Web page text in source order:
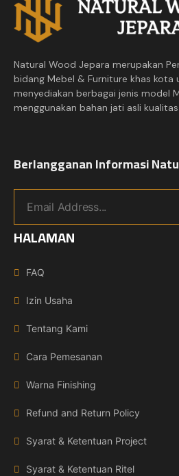
Natural Wood Jepara merupakan
bidang Mebel & Furniture khas kota
menyediakan berbagai jenis model
menggunakan bahan jati asli
Berlangganan Informasi
HALAMAN
FAQ
Izin Usaha
Tentang Kami
Cara Pemesanan
Warna Finishing
Refund and Return Policy
Syarat & Ketentuan Project
Syarat & Ketentuan Ritel